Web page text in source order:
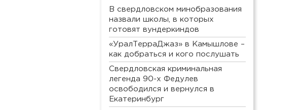
В свердловском минобразования
назвали школы, в которых
готовят вундеркиндов
«УралТерраДжаз» в Камышлове –
как добраться и кого послушать
Свердловская криминальная
легенда 90-х Федулев
освободился и вернулся в
Екатеринбург